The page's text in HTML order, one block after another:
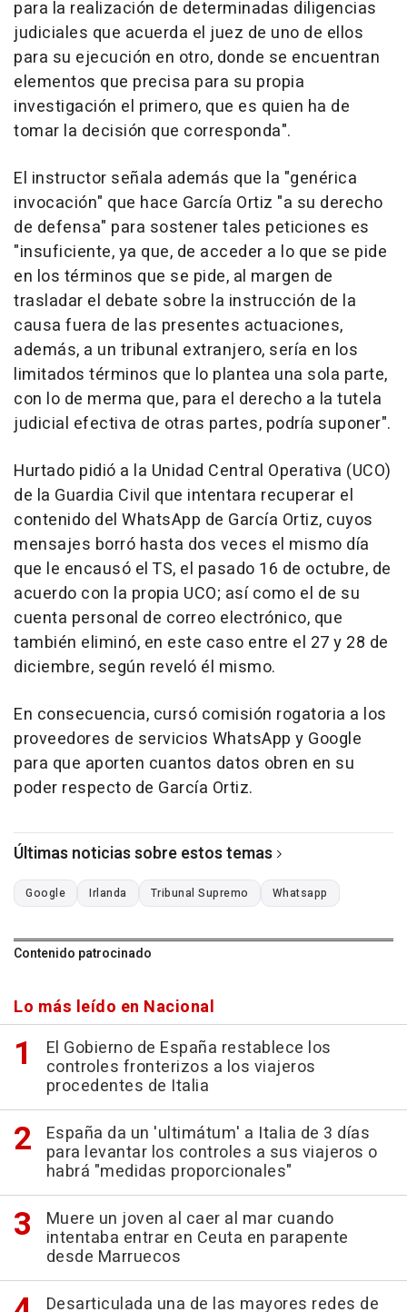
para la realización de determinadas diligencias
judiciales que acuerda el juez de uno de ellos
para su ejecución en otro, donde se encuentran
elementos que precisa para su propia
investigación el primero, que es quien ha de
tomar la decisión que corresponda".
El instructor señala además que la "genérica
invocación" que hace García Ortiz "a su derecho
de defensa" para sostener tales peticiones es
"insuficiente, ya que, de acceder a lo que se pide
en los términos que se pide, al margen de
trasladar el debate sobre la instrucción de la
causa fuera de las presentes actuaciones,
además, a un tribunal extranjero, sería en los
limitados términos que lo plantea una sola parte,
con lo de merma que, para el derecho a la tutela
judicial efectiva de otras partes, podría suponer".
Hurtado pidió a la Unidad Central Operativa (UCO)
de la Guardia Civil que intentara recuperar el
contenido del WhatsApp de García Ortiz, cuyos
mensajes borró hasta dos veces el mismo día
que le encausó el TS, el pasado 16 de octubre, de
acuerdo con la propia UCO; así como el de su
cuenta personal de correo electrónico, que
también eliminó, en este caso entre el 27 y 28 de
diciembre, según reveló él mismo.
En consecuencia, cursó comisión rogatoria a los
proveedores de servicios WhatsApp y Google
para que aporten cuantos datos obren en su
poder respecto de García Ortiz.
Últimas noticias sobre estos temas
Google Irlanda Tribunal Supremo Whatsapp
Contenido patrocinado
Lo más leído en Nacional
El Gobierno de España restablece los
controles fronterizos a los viajeros
procedentes de Italia
España da un 'ultimátum' a Italia de 3 días
para levantar los controles a sus viajeros o
habrá "medidas proporcionales"
Muere un joven al caer al mar cuando
intentaba entrar en Ceuta en parapente
desde Marruecos
Desarticulada una de las mayores redes de